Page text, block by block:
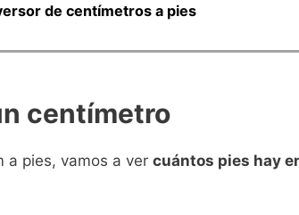
de centímetros a pies
centímetro
a pies, vamos a ver cuántos pies hay